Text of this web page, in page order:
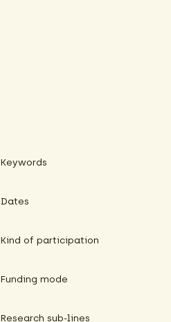
Keywords
Dates
Kind of participation
Funding mode
Research sub-lines